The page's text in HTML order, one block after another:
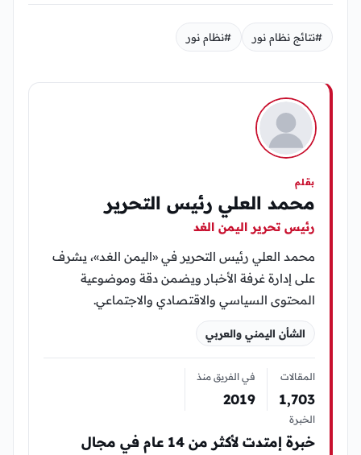
#نتائج نظام نور #نظام نور
بقلم
محمد العلي رئيس التحرير
رئيس تحرير اليمن الغد
محمد العلي رئيس التحرير في «اليمن الغد»، يشرف
على إدارة غرفة الأخبار ويضمن دقة وموضوعية
المحتوى السياسي والاقتصادي والاجتماعي.
الشأن اليمني والعربي
المقالات
1٬703
في الفريق منذ
2019
الخبرة
خبرة إمتدت لأكثر من 14 عام في مجال